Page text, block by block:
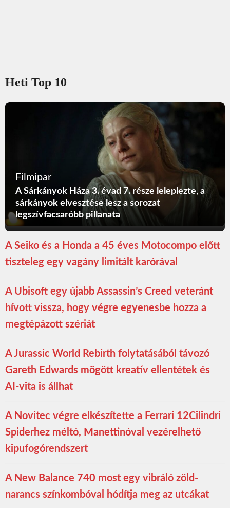
Heti Top 10
Filmipar
A Sárkányok Háza 3. évad 7. része leleplezte, a
sárkányok elvesztése lesz a sorozat
legszívfacsaróbb pillanata
A Seiko és a Honda a 45 éves Motocompo előtt
tiszteleg egy vagány limitált karórával
A Ubisoft egy újabb Assassin’s Creed veteránt
hívott vissza, hogy végre egyenesbe hozza a
megtépázott szériát
A Jurassic World Rebirth folytatásából távozó
Gareth Edwards mögött kreatív ellentétek és
AI-vita is állhat
A Novitec végre elkészítette a Ferrari 12Cilindri
Spiderhez méltó, Manettinóval vezérelhető
kipufogórendszert
A New Balance 740 most egy vibráló zöld-
narancs színkombóval hódítja meg az utcákat